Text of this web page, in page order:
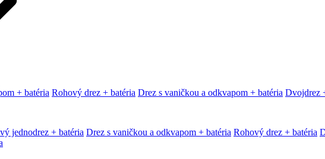
+ batéria Rohový drez + batéria Drez s vaničkou a odkvapom + batéria Dvojdrez
jednodrez + batéria Drez s vaničkou a odkvapom + batéria Rohový drez + batéria